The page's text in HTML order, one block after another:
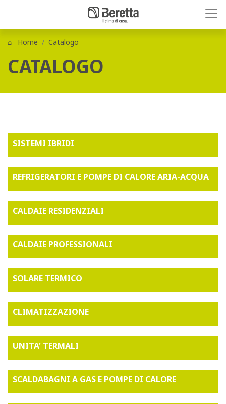
Home Catalogo
CATALOGO
SISTEMI IBRIDI
REFRIGERATORI E POMPE DI CALORE ARIA-ACQUA
CALDAIE RESIDENZIALI
CALDAIE PROFESSIONALI
SOLARE TERMICO
CLIMATIZZAZIONE
UNITA' TERMALI
SCALDABAGNI A GAS E POMPE DI CALORE